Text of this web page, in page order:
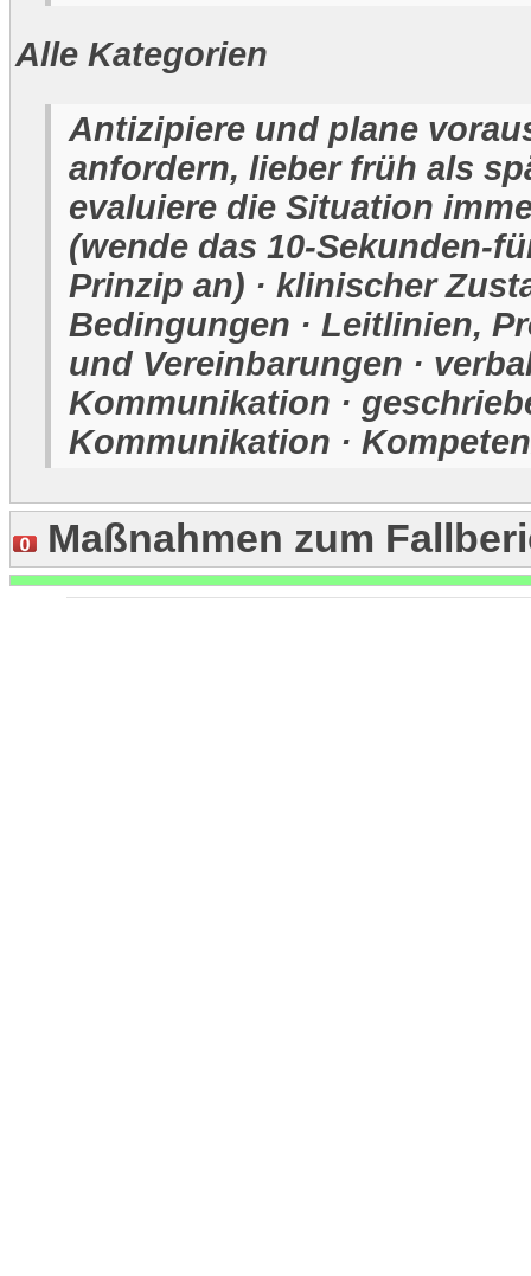
Alle Kategorien
Antizipiere und plane
anfordern, lieber früh als
evaluiere die Situation
(wende das 10-Sekunden-
Prinzip an) · klinischer
Bedingungen · Leitlinien,
und Vereinbarungen ·
Kommunikation ·
Kommunikation ·
Maßnahmen zum